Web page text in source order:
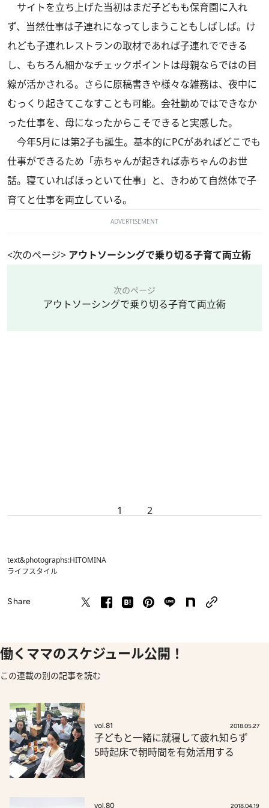
サイトを立ち上げた当初はまだ子どもも保育園に入れ
ず、当然仕事は子連れになってしまうこともしばしば。け
れども子連れレストランの取材であれば子連れでできる
し、もちろん細かなチェックポイントは母親ならではの目
線が活かされる。さらに原稿書きや様々な雑務は、夜中に
むっくり起きてこなすことも可能。会社勤めではできなか
った仕事を、母になったからこそできると実感した。
今年5月には第2子も誕生。基本的にPCがあればどこでも
仕事ができるため「赤ちゃんが起きれば赤ちゃんのお世
話。寝ていればほっといて仕事」と、きわめて自然体で子
育てと仕事を両立している。
ADVERTISEMENT
<次のページ> アウトソーシングで乗り切る子育て両立術
次のページ
アウトソーシングで乗り切る子育て両立術
1 2
text&photographs:HITOMINA
ライフスタイル
Share
働くママのスケジュール公開！
この連載の別の記事を読む
vol.81 2018.05.27
子どもと一緒に就寝して疲れ知らず
5時起床で朝時間を有効活用する
vol.80 2018.04.19